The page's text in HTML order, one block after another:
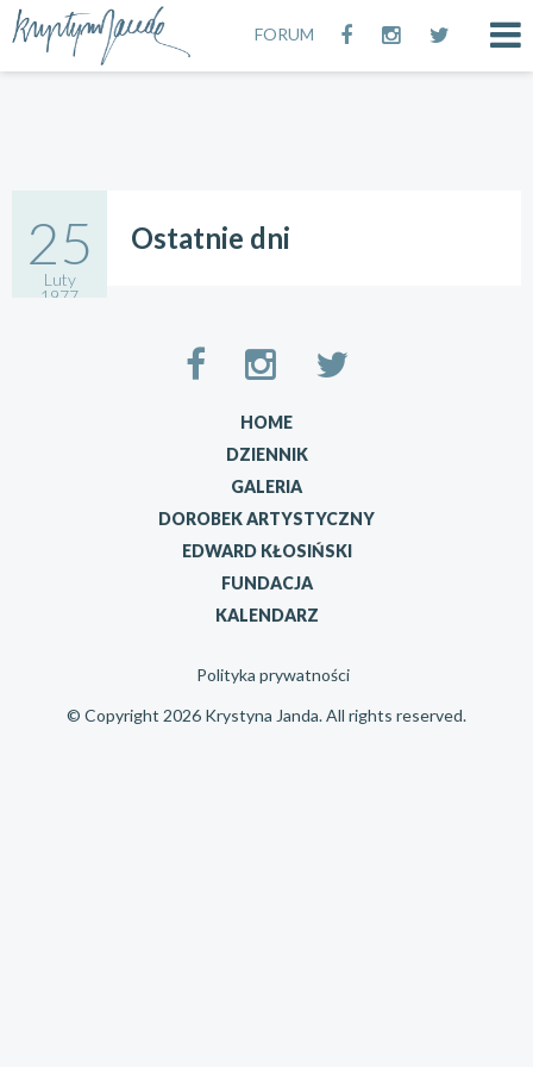
FORUM
25
Luty
1977
Ostatnie dni
HOME
DZIENNIK
GALERIA
DOROBEK ARTYSTYCZNY
EDWARD KŁOSIŃSKI
FUNDACJA
KALENDARZ
Polityka prywatności
© Copyright 2026 Krystyna Janda. All rights reserved.